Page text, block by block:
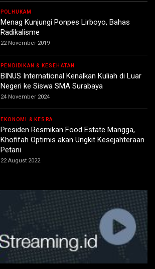
POLHUKAM
Menag Kunjungi Ponpes Lirboyo, Bahas
Radikalisme
22 November 2019
PENDIDIKAN & KESEHATAN
BINUS International Kenalkan Kuliah di Luar
Negeri ke Siswa SMA Surabaya
24 November 2024
EKONOMI & KESRA
Presiden Resmikan Food Estate Mangga,
Khofifah Optimis akan Ungkit Kesejahteraan
Petani
22 August 2022